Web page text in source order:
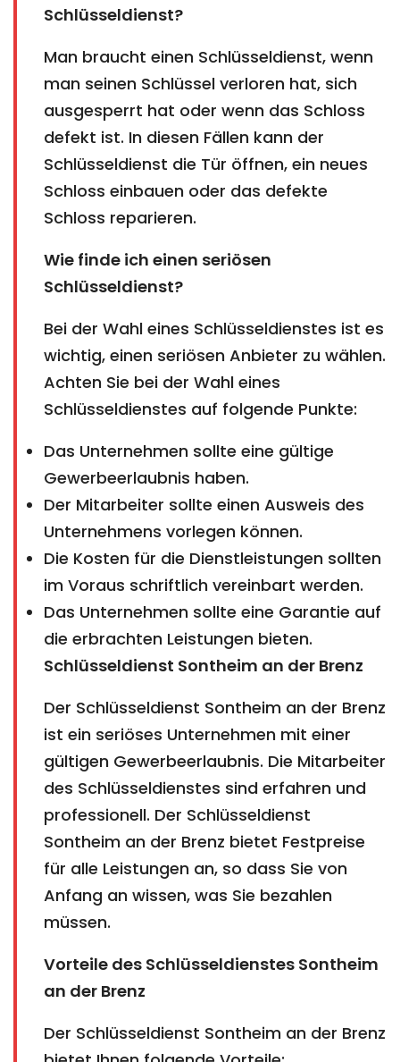
Schlüsseldienst?
Man braucht einen Schlüsseldienst, wenn
man seinen Schlüssel verloren hat, sich
ausgesperrt hat oder wenn das Schloss
defekt ist. In diesen Fällen kann der
Schlüsseldienst die Tür öffnen, ein neues
Schloss einbauen oder das defekte
Schloss reparieren.
Wie finde ich einen seriösen
Schlüsseldienst?
Bei der Wahl eines Schlüsseldienstes ist es
wichtig, einen seriösen Anbieter zu wählen.
Achten Sie bei der Wahl eines
Schlüsseldienstes auf folgende Punkte:
Das Unternehmen sollte eine gültige
Gewerbeerlaubnis haben.
Der Mitarbeiter sollte einen Ausweis des
Unternehmens vorlegen können.
Die Kosten für die Dienstleistungen sollten
im Voraus schriftlich vereinbart werden.
Das Unternehmen sollte eine Garantie auf
die erbrachten Leistungen bieten.
Schlüsseldienst Sontheim an der Brenz
Der Schlüsseldienst Sontheim an der Brenz
ist ein seriöses Unternehmen mit einer
gültigen Gewerbeerlaubnis. Die Mitarbeiter
des Schlüsseldienstes sind erfahren und
professionell. Der Schlüsseldienst
Sontheim an der Brenz bietet Festpreise
für alle Leistungen an, so dass Sie von
Anfang an wissen, was Sie bezahlen
müssen.
Vorteile des Schlüsseldienstes Sontheim
an der Brenz
Der Schlüsseldienst Sontheim an der Brenz